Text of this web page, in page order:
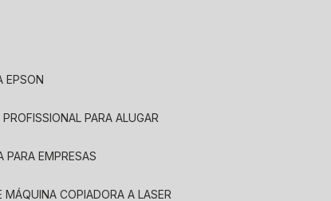
EPSON
PROFISSIONAL PARA ALUGAR
PARA EMPRESAS
MÁQUINA COPIADORA A LASER